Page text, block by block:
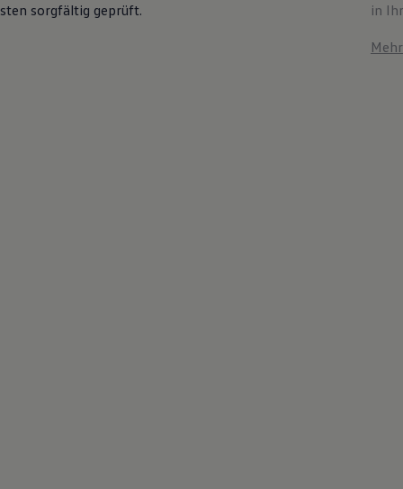
sorgfältig geprüft.
in